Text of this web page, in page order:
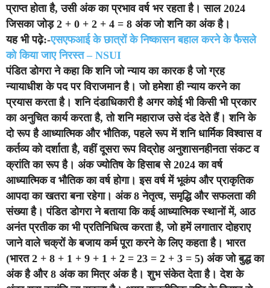
प्राप्त होता है, उसी अंक का प्रभाव वर्ष भर रहता है। साल 2024
जिसका जोड़ 2 + 0 + 2 + 4 = 8 अंक जो शनि का अंक है।
यह भी पढ़े:-एसएफआई के छात्रों के निष्कासन बहाल करने के फैसले
को किया जाए निरस्त – NSUI
पंडित डोगरा ने कहा कि शनि जो न्याय का कारक है जो ग्रह
न्यायाधीश के पद पर विराजमान है। जो हमेशा ही न्याय करने का
प्रयास करता है। शनि दंडाधिकारी है अगर कोई भी किसी भी प्रकार
का अनुचित कार्य करता है, तो शनि महाराज उसे दंड देते हैं। शनि के
दो रूप है आध्यात्मिक और भौतिक, पहले रूप में शनि धार्मिक विश्वास व
कर्तव्य को दर्शाता है, वहीं दूसरा रूप विद्रोह अनुशासनहीनता संकट व
क्रांति का रूप है। अंक ज्योतिष के हिसाब से 2024 का वर्ष
आध्यात्मिक व भौतिक का वर्ष होगा। इस वर्ष में भूकंप और प्राकृतिक
आपदा का खतरा बना रहेगा। अंक 8 नेतृत्व, समृद्धि और सफलता की
संख्या है। पंडित डोगरा ने बताया कि कई आध्यात्मिक स्थानों में, आठ
अनंत प्रतीक का भी प्रतिनिधित्व करता है, जो हमें लगातार दोहराए
जाने वाले चक्रों के बजाय कर्म पूरा करने के लिए कहता है। भारत
(भारत 2 + 8 + 1 + 9 + 1 + 2 = 23 = 2 + 3 = 5) अंक जो बुद्ध का
अंक है और 8 अंक का मित्र अंक है। शुभ संकेत देता है। देश के